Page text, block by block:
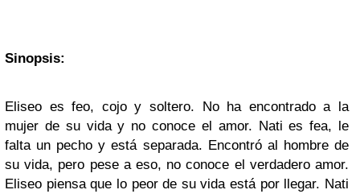
Sinopsis:
Eliseo es feo, cojo y soltero. No ha encontrado a la
mujer de su vida y no conoce el amor. Nati es fea, le
falta un pecho y está separada. Encontró al hombre de
su vida, pero pese a eso, no conoce el verdadero amor.
Eliseo piensa que lo peor de su vida está por llegar. Nati